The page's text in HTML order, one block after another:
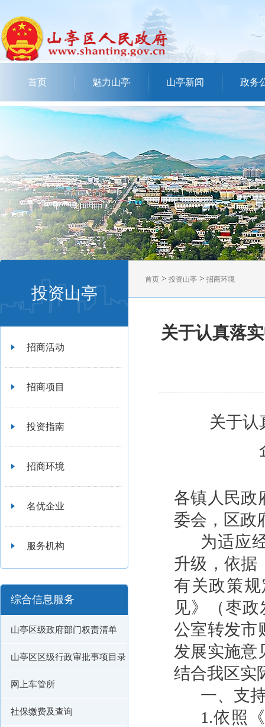
首页 魅力山亭 山亭新闻 政务
投资山亭
招商活动
招商项目
投资指南
招商环境
名优企业
服务机构
综合信息服务
山亭区级政府部门权责清单
山亭区区级行政审批事项目录
网上车管所
社保缴费及查询
首页 > 投资山亭 > 招商环境
关于认真落
关于认
各镇人民政
委会，区政
为适应
升级，依据
有关政策
见》（枣
公室转发市
发展实施意
结合我区实
一、支
1.依照